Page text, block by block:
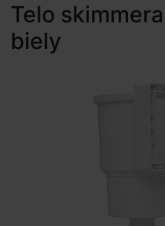
Telo
biely